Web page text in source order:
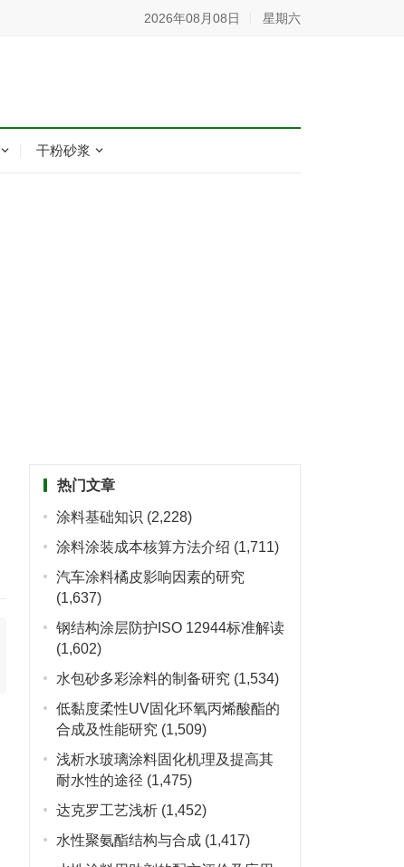
2026年08月08日 星期六
干粉砂浆
热门文章
涂料基础知识 (2,228)
涂料涂装成本核算方法介绍 (1,711)
汽车涂料橘皮影响因素的研究
(1,637)
钢结构涂层防护ISO 12944标准解读
(1,602)
水包砂多彩涂料的制备研究 (1,534)
低黏度柔性UV固化环氧丙烯酸酯的
合成及性能研究 (1,509)
浅析水玻璃涂料固化机理及提高其
耐水性的途径 (1,475)
达克罗工艺浅析 (1,452)
水性聚氨酯结构与合成 (1,417)